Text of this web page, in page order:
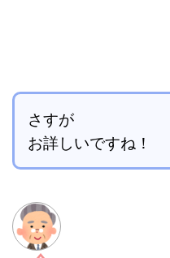
さすが
お詳しいですね！